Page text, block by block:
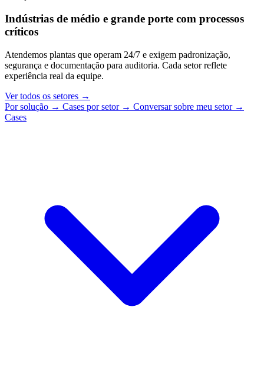
Indústrias de médio e grande porte com processos
críticos
Atendemos plantas que operam 24/7 e exigem padronização,
segurança e documentação para auditoria. Cada setor reflete
experiência real da equipe.
Ver todos os setores →
Por solução → Cases por setor → Conversar sobre meu setor →
Cases